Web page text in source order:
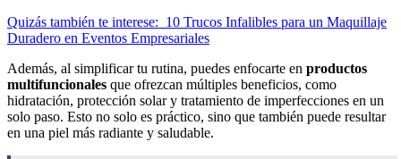
Quizás también te interese: 10 Trucos Infalibles para un Maquillaje
Duradero en Eventos Empresariales
Además, al simplificar tu rutina, puedes enfocarte en productos
multifuncionales que ofrezcan múltiples beneficios, como
hidratación, protección solar y tratamiento de imperfecciones en un
solo paso. Esto no solo es práctico, sino que también puede resultar
en una piel más radiante y saludable.